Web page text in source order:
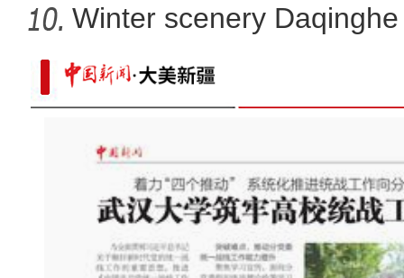
海拔4800米！新疆民警
Winter scenery